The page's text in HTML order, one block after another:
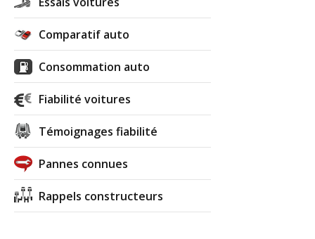
Comparatif auto
Consommation auto
Fiabilité voitures
Témoignages fiabilité
Pannes connues
Rappels constructeurs